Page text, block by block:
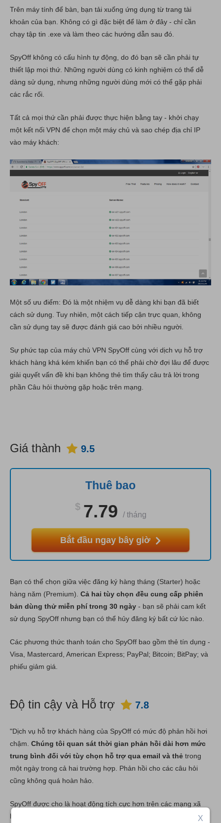
Trên máy tính để bàn, bạn tải xuống ứng dụng từ trang tài
khoản của bạn. Không có gì đặc biệt để làm ở đây - chỉ cần
chạy tập tin .exe và làm theo các hướng dẫn sau đó.
SpyOff không có cấu hình tự động, do đó bạn sẽ cần phải tự
thiết lập mọi thứ. Những người dùng có kinh nghiệm có thể dễ
dàng sử dụng, nhưng những người dùng mới có thể gặp phải
các rắc rối.
Tất cả mọi thứ cần phải được thực hiện bằng tay - khởi chạy
một kết nối VPN để chọn một máy chủ và sao chép địa chỉ IP
vào máy khách:
Một số ưu điểm: Đó là một nhiệm vụ dễ dàng khi bạn đã biết
cách sử dụng. Tuy nhiên, một cách tiếp cận trực quan, không
cần sử dụng tay sẽ được đánh giá cao bởi nhiều người.
Sự phức tạp của máy chủ VPN SpyOff cùng với dịch vụ hỗ trợ
khách hàng khá kém khiến bạn có thể phải chờ đợi lâu để được
giải quyết vấn đề khi bạn không thẻ tìm thấy câu trả lời trong
phần Câu hỏi thường gặp hoặc trên mạng.
Giá thành 9.5
Thuê bao
$ 7.79 / tháng
Bắt đầu ngay bây giờ
Bạn có thể chọn giữa việc đăng ký hàng tháng (Starter) hoặc
hàng năm (Premium). Cả hai tùy chọn đều cung cấp phiên
bản dùng thử miễn phí trong 30 ngày - bạn sẽ phải cam kết
sử dụng SpyOff nhưng bạn có thể hủy đăng ký bất cứ lúc nào.
Các phương thức thanh toán cho SpyOff bao gồm thẻ tín dụng -
Visa, Mastercard, American Express; PayPal; Bitcoin; BitPay; và
phiếu giảm giá.
Độ tin cậy và Hỗ trợ 7.8
"Dịch vụ hỗ trợ khách hàng của SpyOff có mức độ phản hồi hơi
chậm. Chúng tôi quan sát thời gian phản hồi dài hơn mức
trung bình đối với tùy chọn hỗ trợ qua email và thẻ trong
một ngày trong cả hai trường hợp. Phản hồi cho các câu hỏi
cũng không quá hoàn hảo.
SpyOff được cho là hoạt động tích cực hơn trên các mạng xã
hội, nhưng những người dùng có nhiều câu hỏi liên quan kỹ
X